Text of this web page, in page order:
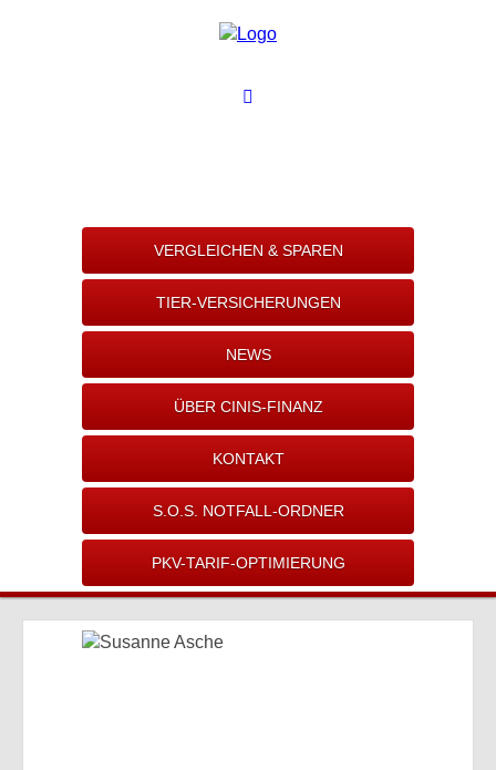
VERGLEICHEN & SPAREN
TIER-VERSICHERUNGEN
NEWS
ÜBER CINIS-FINANZ
KONTAKT
S.O.S. NOTFALL-ORDNER
PKV-TARIF-OPTIMIERUNG